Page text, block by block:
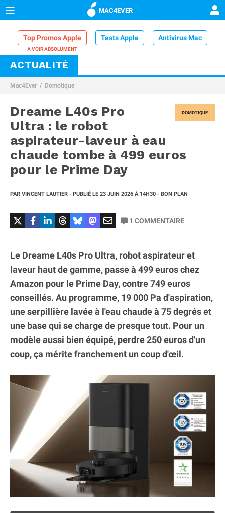
MAC4EVER
Top Promos Apple Tests Apple Antivirus Mac
VPN Mac
Comparatif iPhone
ACTUALITÉ
Mac4Ever Domotique
DOMOTIQUE
Dreame L40s Pro
Ultra : le robot
aspirateur-laveur à eau
chaude tombe à 499 euros
pour le Prime Day
PAR VINCENT LAUTIER - PUBLIÉ LE 23 JUIN 2026 À 14H30 - BON PLAN
1 COMMENTAIRE
Le Dreame L40s Pro Ultra, robot aspirateur et
laveur haut de gamme, passe à 499 euros chez
Amazon pour le Prime Day, contre 749 euros
conseillés. Au programme, 19 000 Pa d'aspiration,
une serpillière lavée à l'eau chaude à 75 degrés et
une base qui se charge de presque tout. Pour un
modèle aussi bien équipé, perdre 250 euros d'un
coup, ça mérite franchement un coup d'œil.